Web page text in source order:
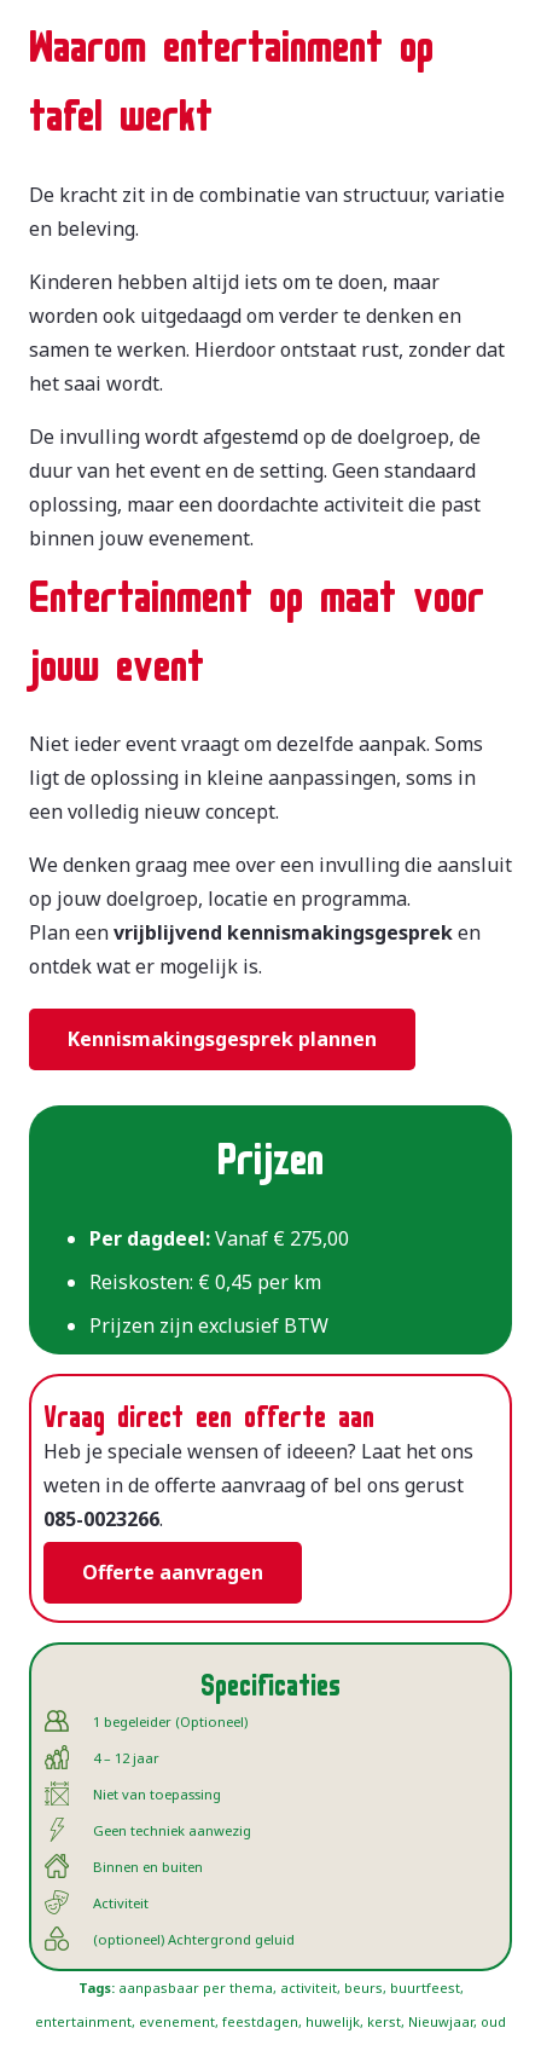
Waarom entertainment op
tafel werkt
De kracht zit in de combinatie van structuur, variatie
en beleving.
Kinderen hebben altijd iets om te doen, maar
worden ook uitgedaagd om verder te denken en
samen te werken. Hierdoor ontstaat rust, zonder dat
het saai wordt.
De invulling wordt afgestemd op de doelgroep, de
duur van het event en de setting. Geen standaard
oplossing, maar een doordachte activiteit die past
binnen jouw evenement.
Entertainment op maat voor
jouw event
Niet ieder event vraagt om dezelfde aanpak. Soms
ligt de oplossing in kleine aanpassingen, soms in
een volledig nieuw concept.
We denken graag mee over een invulling die aansluit
op jouw doelgroep, locatie en programma.
Plan eenvrijblijvend kennismakingsgespreken
ontdek wat er mogelijk is.
Kennismakingsgesprek plannen
Prijzen
Per dagdeel:Vanaf € 275,00
Reiskosten: € 0,45 per km
Prijzen zijn exclusief BTW
Vraag direct een offerte aan
Heb je speciale wensen of ideeen? Laat het ons
weten in de offerte aanvraag of bel ons gerust
085-0023266.
Offerte aanvragen
Specificaties
1 begeleider (Optioneel)
4 – 12 jaar
Niet van toepassing
Geen techniek aanwezig
Binnen en buiten
Activiteit
(optioneel) Achtergrond geluid
Tags:aanpasbaar per thema, activiteit, beurs, buurtfeest,
entertainment, evenement, feestdagen, huwelijk, kerst, Nieuwjaar, oud